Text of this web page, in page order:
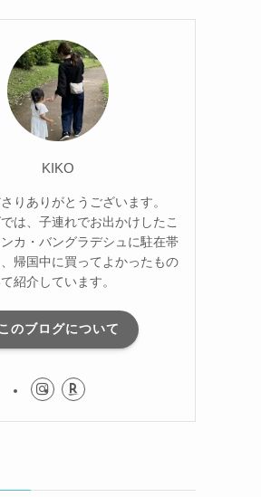
KIKO
りありがとうございます。
は、子連れでお出かけしたこ
カ・バングラデシュに駐在帯
帰国中に買ってよかったもの
紹介しています。
のブログについて